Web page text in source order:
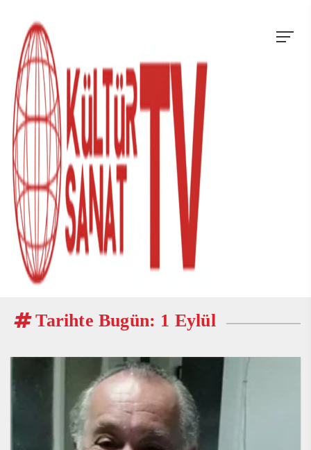
Tarihte Bugün: 1 Eylül